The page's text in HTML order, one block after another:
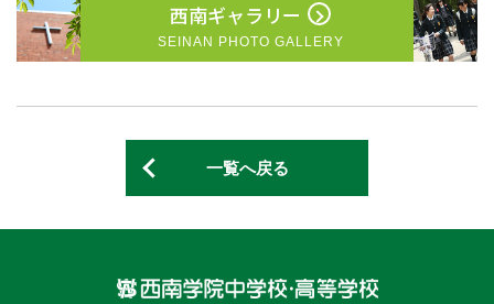
西南ギャラリー
SEINAN PHOTO GALLERY
一覧へ戻る